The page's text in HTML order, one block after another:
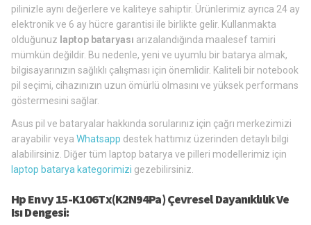
pilinizle aynı değerlere ve kaliteye sahiptir. Ürünlerimiz ayrıca 24 ay
elektronik ve 6 ay hücre garantisi ile birlikte gelir. Kullanmakta
olduğunuz laptop bataryası arızalandığında maalesef tamiri
mümkün değildir. Bu nedenle, yeni ve uyumlu bir batarya almak,
bilgisayarınızın sağlıklı çalışması için önemlidir. Kaliteli bir notebook
pil seçimi, cihazınızın uzun ömürlü olmasını ve yüksek performans
göstermesini sağlar.
Asus pil ve bataryalar hakkında sorularınız için çağrı merkezimizi
arayabilir veya Whatsapp destek hattımız üzerinden detaylı bilgi
alabilirsiniz. Diğer tüm laptop batarya ve pilleri modellerimiz için
laptop batarya kategorimizi gezebilirsiniz.
Hp Envy 15-K106Tx(K2N94Pa) Çevresel Dayanıklılık Ve
Isı Dengesi: